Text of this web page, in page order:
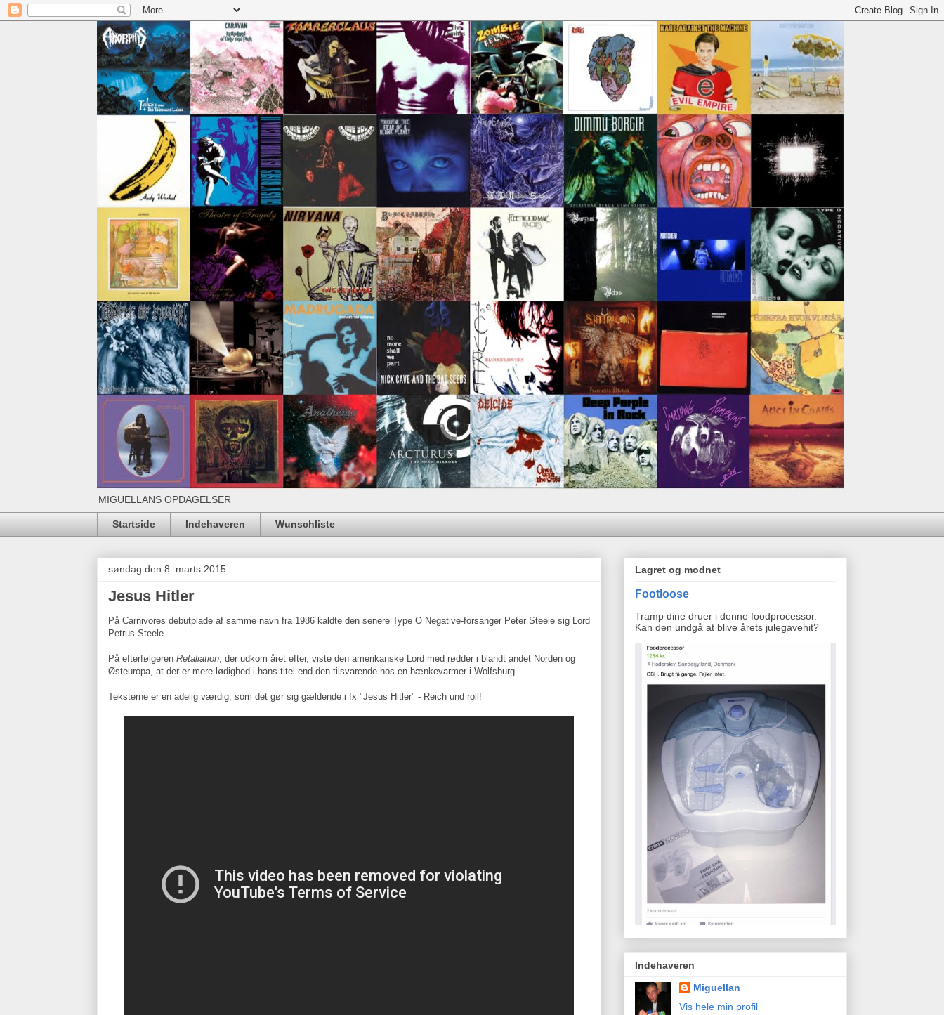
MIGUELLANS OPDAGELSER
Startside Indehaveren Wunschliste
søndag den 8. marts 2015
Jesus Hitler
På Carnivores debutplade af samme navn fra 1986 kaldte den senere Type O Negative-forsanger Peter Steele sig Lord
Petrus Steele.
På efterfølgeren Retaliation , der udkom året efter, viste den amerikanske Lord med rødder i blandt andet Norden og
Østeuropa, at der er mere lødighed i hans titel end den tilsvarende hos en bænkevarmer i Wolfsburg.
Teksterne er en adelig værdig, som det gør sig gældende i fx "Jesus Hitler" - Reich und roll!
Lagret og modnet
Footloose
Tramp dine druer i denne foodprocessor.
Kan den undgå at blive årets julegavehit?
Indehaveren
Miguellan
Vis hele min profil